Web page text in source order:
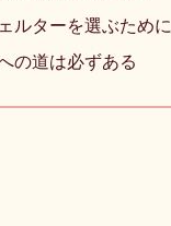
ルターを選ぶために
の道は必ずある